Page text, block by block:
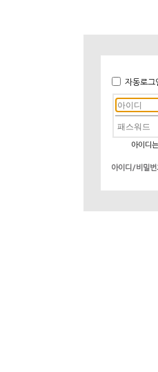
자동로그
아이디
아이디/비밀번